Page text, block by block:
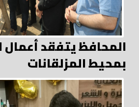
المحافظ يتفقد أعمال
بمحيط المزلقانات